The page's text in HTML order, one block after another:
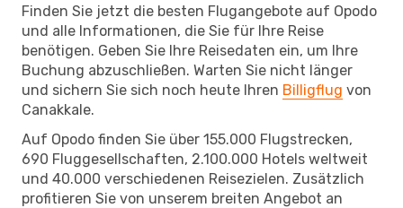
Finden Sie jetzt die besten Flugangebote auf Opodo
und alle Informationen, die Sie für Ihre Reise
benötigen. Geben Sie Ihre Reisedaten ein, um Ihre
Buchung abzuschließen. Warten Sie nicht länger
und sichern Sie sich noch heute Ihren Billigflug von
Canakkale.
Auf Opodo finden Sie über 155.000 Flugstrecken,
690 Fluggesellschaften, 2.100.000 Hotels weltweit
und 40.000 verschiedenen Reisezielen. Zusätzlich
profitieren Sie von unserem breiten Angebot an